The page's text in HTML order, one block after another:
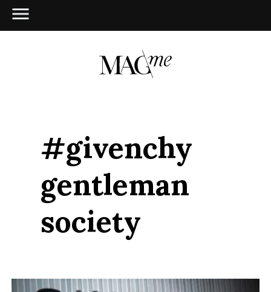
#givenchy
gentleman
society